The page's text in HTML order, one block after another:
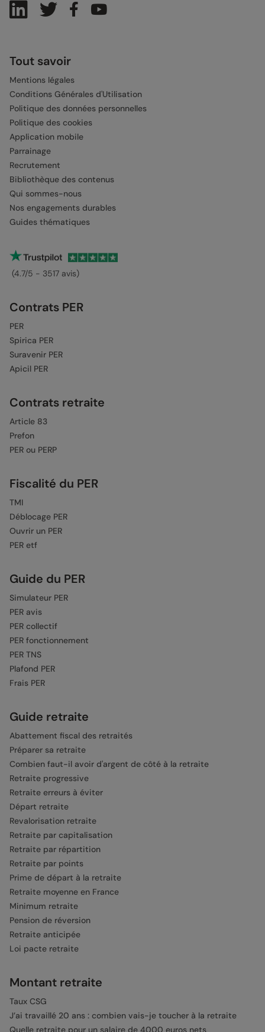
Tout savoir
Mentions légales
Conditions Générales d'Utilisation
Politique des données personnelles
Politique des cookies
Application mobile
Parrainage
Recrutement
Bibliothèque des contenus
Qui sommes-nous
Nos engagements durables
Guides thématiques
(4.7/5 - 3517 avis)
Contrats PER
PER
Spirica PER
Suravenir PER
Apicil PER
Contrats retraite
Article 83
Prefon
PER ou PERP
Fiscalité du PER
TMI
Déblocage PER
Ouvrir un PER
PER etf
Guide du PER
Simulateur PER
PER avis
PER collectif
PER fonctionnement
PER TNS
Plafond PER
Frais PER
Guide retraite
Abattement fiscal des retraités
Préparer sa retraite
Combien faut-il avoir d'argent de côté à la retraite
Retraite progressive
Retraite erreurs à éviter
Départ retraite
Revalorisation retraite
Retraite par capitalisation
Retraite par répartition
Retraite par points
Prime de départ à la retraite
Retraite moyenne en France
Minimum retraite
Pension de réversion
Retraite anticipée
Loi pacte retraite
Montant retraite
Taux CSG
J’ai travaillé 20 ans : combien vais-je toucher à la retraite
Quelle retraite pour un salaire de 4000 euros nets